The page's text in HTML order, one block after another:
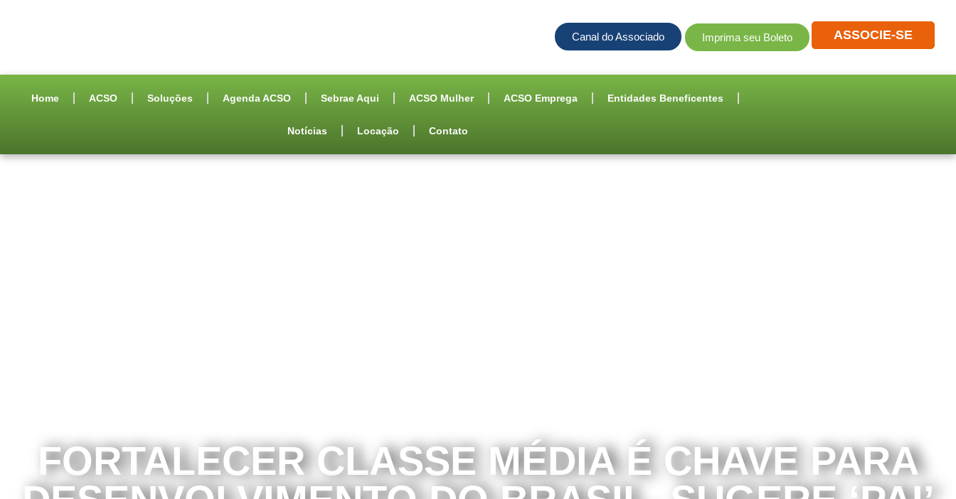
ASSOCIE-SE
Imprima seu Boleto
Canal do Associado
Home ACSO Soluções Agenda ACSO Sebrae Aqui ACSO Mulher ACSO Emprega Entidades Beneficentes
Notícias Locação Contato
FORTALECER CLASSE MÉDIA É CHAVE PARA